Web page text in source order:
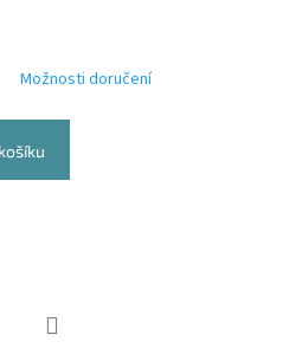
Možnosti doručení